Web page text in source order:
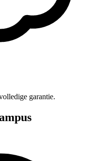
garantie.